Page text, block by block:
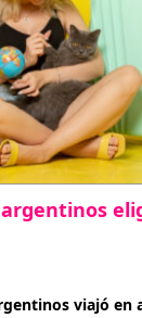
argentinos
viajó en